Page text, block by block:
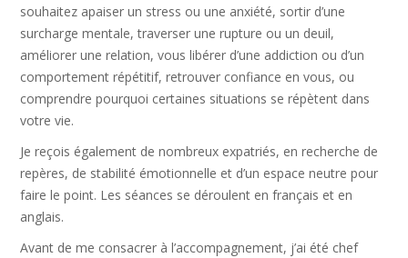
souhaitez apaiser un stress ou une anxiété, sortir d’une
surcharge mentale, traverser une rupture ou un deuil,
améliorer une relation, vous libérer d’une addiction ou d’un
comportement répétitif, retrouver confiance en vous, ou
comprendre pourquoi certaines situations se répètent dans
votre vie.
Je reçois également de nombreux expatriés, en recherche de
repères, de stabilité émotionnelle et d’un espace neutre pour
faire le point. Les séances se déroulent en français et en
anglais.
Avant de me consacrer à l’accompagnement, j’ai été chef